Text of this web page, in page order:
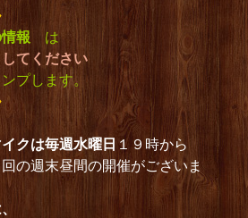
情報 は
てください
プします。
クは毎週水曜日 １９時から
の週末昼間の開催がございま